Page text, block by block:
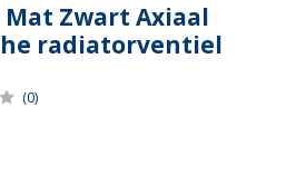
Zwart Axiaal
radiatorventiel
(0)